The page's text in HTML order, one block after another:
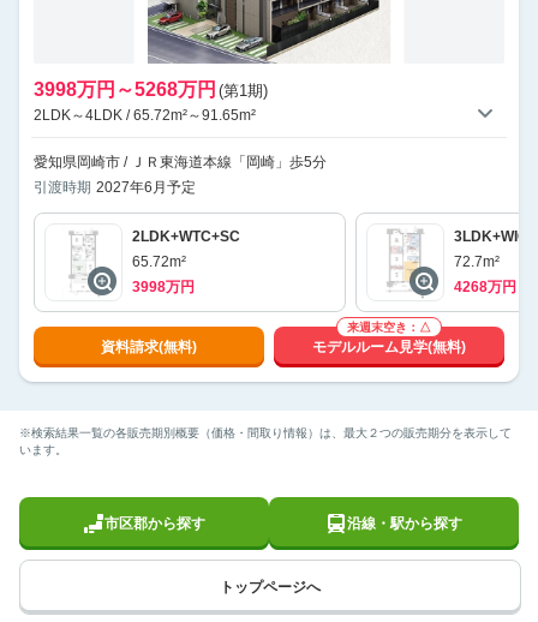
3998万円～5268万円 (第1期)
2LDK～4LDK / 65.72m²～91.65m²
愛知県岡崎市 / ＪＲ東海道本線「岡崎」歩5分
引渡時期 2027年6月予定
2LDK+WTC+SC
65.72m²
3998万円
72.7m²
4268万円
資料請求(無料)
来週末空き：△
モデルルーム見学(無料)
※検索結果一覧の各販売期別概要（価格・間取り情報）は、最大２つの販売期分を表示して
います。
市区郡から探す 沿線・駅から探す
トップページへ